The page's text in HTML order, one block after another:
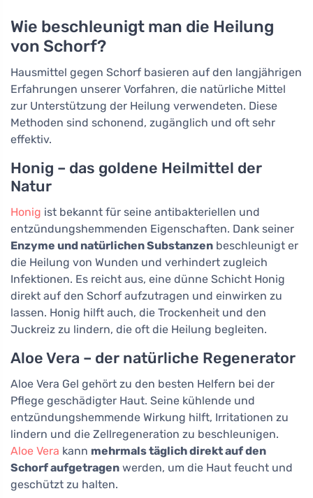
Wie beschleunigt man die Heilung
von Schorf?
Hausmittel gegen Schorf basieren auf den langjährigen
Erfahrungen unserer Vorfahren, die natürliche Mittel
zur Unterstützung der Heilung verwendeten. Diese
Methoden sind schonend, zugänglich und oft sehr
effektiv.
Honig – das goldene Heilmittel der
Natur
Honig ist bekannt für seine antibakteriellen und
entzündungshemmenden Eigenschaften. Dank seiner
Enzyme und natürlichen Substanzen beschleunigt er
die Heilung von Wunden und verhindert zugleich
Infektionen. Es reicht aus, eine dünne Schicht Honig
direkt auf den Schorf aufzutragen und einwirken zu
lassen. Honig hilft auch, die Trockenheit und den
Juckreiz zu lindern, die oft die Heilung begleiten.
Aloe Vera – der natürliche Regenerator
Aloe Vera Gel gehört zu den besten Helfern bei der
Pflege geschädigter Haut. Seine kühlende und
entzündungshemmende Wirkung hilft, Irritationen zu
lindern und die Zellregeneration zu beschleunigen.
Aloe Vera kann mehrmals täglich direkt auf den
Schorf aufgetragen werden, um die Haut feucht und
geschützt zu halten.